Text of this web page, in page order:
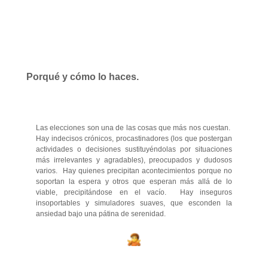
Porqué y cómo lo haces.
Las elecciones son una de las cosas que más nos cuestan.
Hay indecisos crónicos, procastinadores (los que postergan
actividades o decisiones sustituyéndolas por situaciones
más irrelevantes y agradables), preocupados y dudosos
varios. Hay quienes precipitan acontecimientos porque no
soportan la espera y otros que esperan más allá de lo
viable, precipitándose en el vacío. Hay inseguros
insoportables y simuladores suaves, que esconden la
ansiedad bajo una pátina de serenidad.